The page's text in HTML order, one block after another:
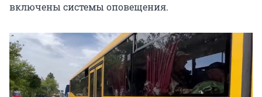
включены системы оповещения.